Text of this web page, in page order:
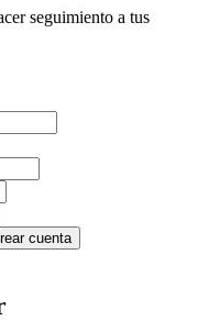
seguimiento a tus
cuenta